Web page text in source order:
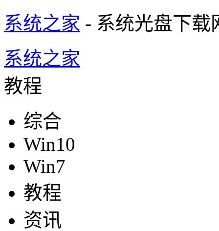
系统之家 - 系统光盘下载
系统之家
教程
综合
Win10
Win7
教程
资讯